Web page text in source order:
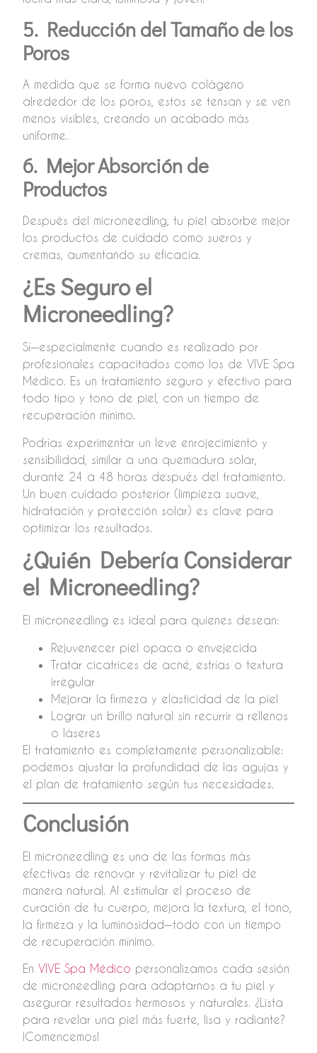
5. Reducción del Tamaño de los
Poros
A medida que se forma nuevo colágeno
alrededor de los poros, estos se tensan y se ven
menos visibles, creando un acabado más
uniforme.
6. Mejor Absorción de
Productos
Después del microneedling, tu piel absorbe mejor
los productos de cuidado como sueros y
cremas, aumentando su eficacia.
¿Es Seguro el
Microneedling?
Sí—especialmente cuando es realizado por
profesionales capacitados como los de VIVE Spa
Médico. Es un tratamiento seguro y efectivo para
todo tipo y tono de piel, con un tiempo de
recuperación mínimo.
Podrías experimentar un leve enrojecimiento y
sensibilidad, similar a una quemadura solar,
durante 24 a 48 horas después del tratamiento.
Un buen cuidado posterior (limpieza suave,
hidratación y protección solar) es clave para
optimizar los resultados.
¿Quién Debería Considerar
el Microneedling?
El microneedling es ideal para quienes desean:
Rejuvenecer piel opaca o envejecida
Tratar cicatrices de acné, estrías o textura
irregular
Mejorar la firmeza y elasticidad de la piel
Lograr un brillo natural sin recurrir a rellenos
o láseres
El tratamiento es completamente personalizable:
podemos ajustar la profundidad de las agujas y
el plan de tratamiento según tus necesidades.
Conclusión
El microneedling es una de las formas más
efectivas de renovar y revitalizar tu piel de
manera natural. Al estimular el proceso de
curación de tu cuerpo, mejora la textura, el tono,
la firmeza y la luminosidad—todo con un tiempo
de recuperación mínimo.
En VIVE Spa Médico personalizamos cada sesión
de microneedling para adaptarnos a tu piel y
asegurar resultados hermosos y naturales. ¿Lista
para revelar una piel más fuerte, lisa y radiante?
¡Comencemos!